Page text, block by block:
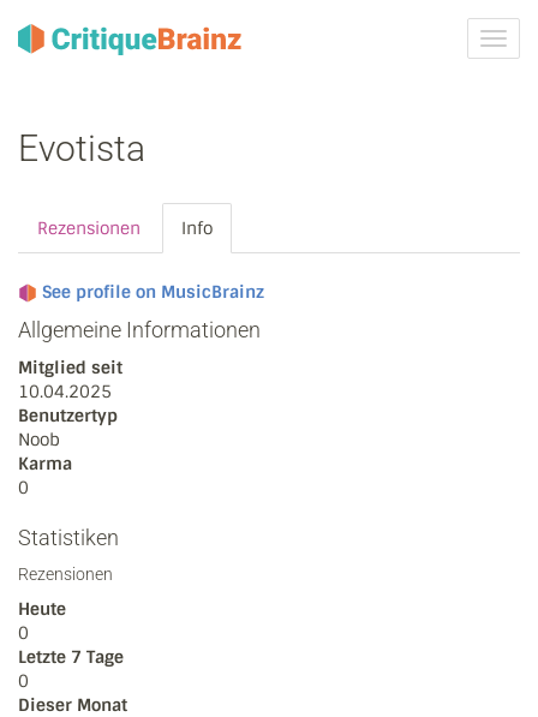
ein-/
Evotista
Rezensionen Info
See profile on MusicBrainz
Allgemeine Informationen
Mitglied seit
10.04.2025
Benutzertyp
Noob
Karma
0
Statistiken
Rezensionen
Heute
0
Letzte 7 Tage
0
Dieser Monat